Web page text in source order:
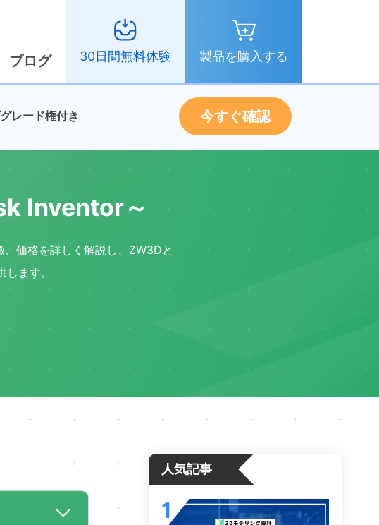
ブログ 30日間無料体験 製品を購入する
レード権付き 今すぐ確認
Inventor～
価格を詳しく解説し、ZW3Dと
ます。
人気記事
1